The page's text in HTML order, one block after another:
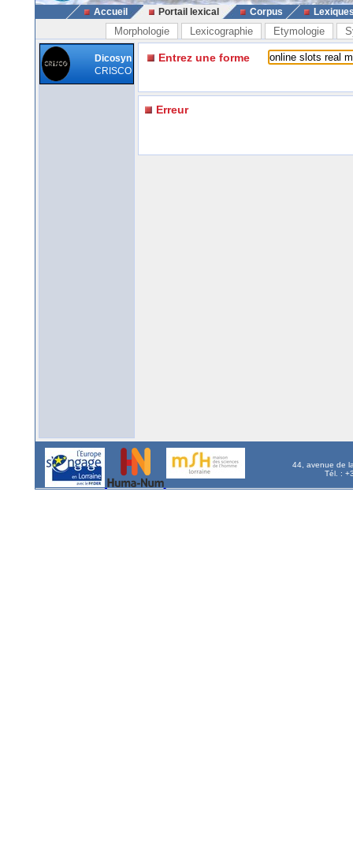
Accueil Portail lexical Corpus
Morphologie Lexicographie Etymologie
Dicosyn
CRISCO
Entrez une forme
Erreur
44, avenue de
Tél. :